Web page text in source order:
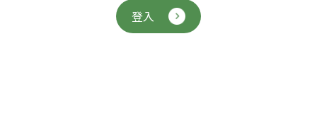
登入